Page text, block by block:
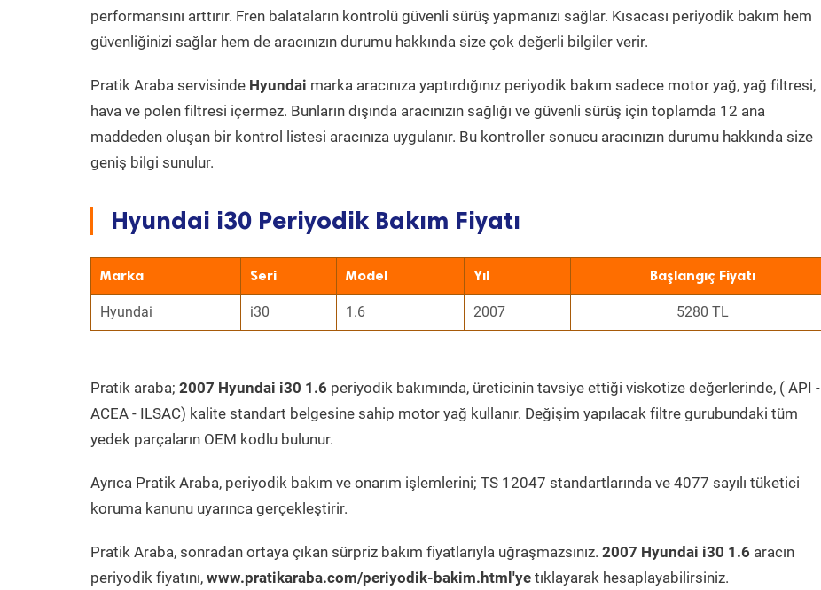
performansını arttırır. Fren balataların kontrolü güvenli sürüş yapmanızı sağlar. Kısacası periyodik bakım hem
güvenliğinizi sağlar hem de aracınızın durumu hakkında size çok değerli bilgiler verir.
Pratik Araba servisinde Hyundai marka aracınıza yaptırdığınız periyodik bakım sadece motor yağ, yağ filtresi,
hava ve polen filtresi içermez. Bunların dışında aracınızın sağlığı ve güvenli sürüş için toplamda 12 ana
maddeden oluşan bir kontrol listesi aracınıza uygulanır. Bu kontroller sonucu aracınızın durumu hakkında size
geniş bilgi sunulur.
Hyundai i30 Periyodik Bakım Fiyatı
Marka Seri Model Yıl Başlangıç Fiyatı
Hyundai i30 1.6 2007 5280 TL
Pratik araba; 2007 Hyundai i30 1.6 periyodik bakımında, üreticinin tavsiye ettiği viskotize değerlerinde, ( API -
ACEA - ILSAC) kalite standart belgesine sahip motor yağ kullanır. Değişim yapılacak filtre gurubundaki tüm
yedek parçaların OEM kodlu bulunur.
Ayrıca Pratik Araba, periyodik bakım ve onarım işlemlerini; TS 12047 standartlarında ve 4077 sayılı tüketici
koruma kanunu uyarınca gerçekleştirir.
Pratik Araba, sonradan ortaya çıkan sürpriz bakım fiyatlarıyla uğraşmazsınız. 2007 Hyundai i30 1.6 aracın
periyodik fiyatını, www.pratikaraba.com/periyodik-bakim.html'ye tıklayarak hesaplayabilirsiniz.